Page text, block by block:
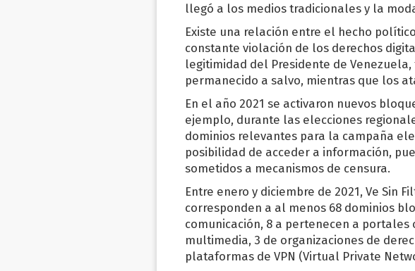
llegó a los medios tradicionales y la
Existe una relación entre el hecho
constante violación de los derechos
legitimidad del Presidente de
permanecido a salvo, mientras que los
En el año 2021 se activaron nuevos
ejemplo, durante las elecciones
dominios relevantes para la campaña
posibilidad de acceder a información,
sometidos a mecanismos de censura.
Entre enero y diciembre de 2021, Ve Sin
corresponden a al menos 68 dominios
comunicación, 8 a pertenecen a
multimedia, 3 de organizaciones de
plataformas de VPN (Virtual Private